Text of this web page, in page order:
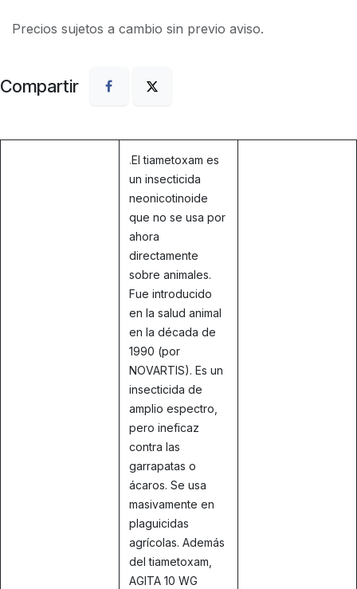
Precios sujetos a cambio sin previo aviso.
Compartir
.El tiametoxam es
un insecticida
neonicotinoide
que no se usa por
ahora
directamente
sobre animales.
Fue introducido
en la salud animal
en la década de
1990 (por
NOVARTIS). Es un
insecticida de
amplio espectro,
pero ineficaz
contra las
garrapatas o
ácaros. Se usa
masivamente en
plaguicidas
agrícolas. Además
del tiametoxam,
AGITA 10 WG